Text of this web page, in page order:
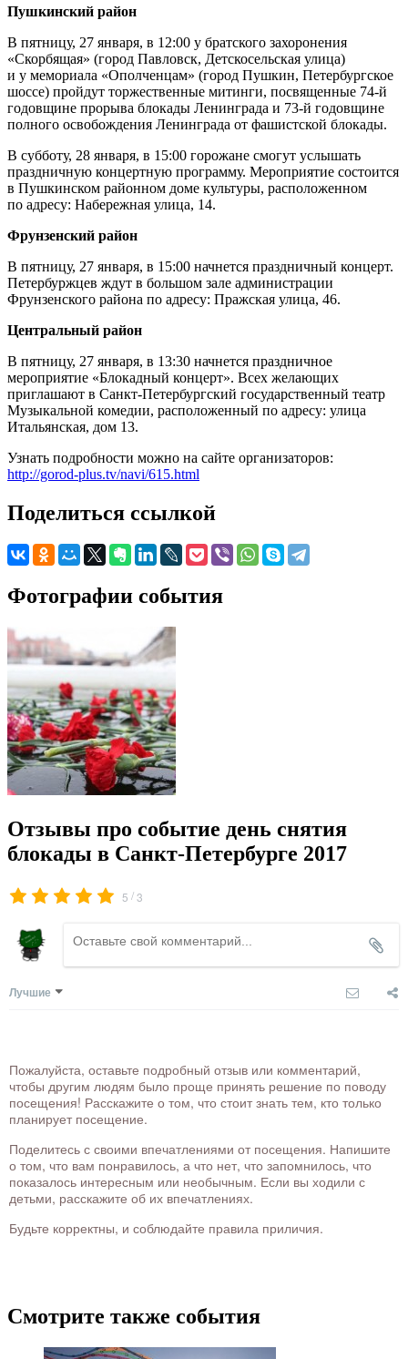
Пушкинский район
В пятницу, 27 января, в 12:00 у братского захоронения
«Скорбящая» (город Павловск, Детскосельская улица)
и у мемориала «Ополченцам» (город Пушкин, Петербургское
шоссе) пройдут торжественные митинги, посвященные 74-й
годовщине прорыва блокады Ленинграда и 73-й годовщине
полного освобождения Ленинграда от фашистской блокады.
В субботу, 28 января, в 15:00 горожане смогут услышать
праздничную концертную программу. Мероприятие состоится
в Пушкинском районном доме культуры, расположенном
по адресу: Набережная улица, 14.
Фрунзенский район
В пятницу, 27 января, в 15:00 начнется праздничный концерт.
Петербуржцев ждут в большом зале администрации
Фрунзенского района по адресу: Пражская улица, 46.
Центральный район
В пятницу, 27 января, в 13:30 начнется праздничное
мероприятие «Блокадный концерт». Всех желающих
приглашают в Санкт-Петербургский государственный театр
Музыкальной комедии, расположенный по адресу: улица
Итальянская, дом 13.
Узнать подробности можно на сайте организаторов:
http://gorod-plus.tv/navi/615.html
Поделиться ссылкой
Фотографии события
Отзывы про событие день снятия
блокады в Санкт-Петербурге 2017
5 /3
Лучшие
Пожалуйста, оставьте подробный отзыв или комментарий,
чтобы другим людям было проще принять решение по поводу
посещения! Расскажите о том, что стоит знать тем, кто только
планирует посещение.
Поделитесь с своими впечатлениями от посещения. Напишите
о том, что вам понравилось, а что нет, что запомнилось, что
показалось интересным или необычным. Если вы ходили с
детьми, расскажите об их впечатлениях.
Будьте корректны, и соблюдайте правила приличия.
Смотрите также события